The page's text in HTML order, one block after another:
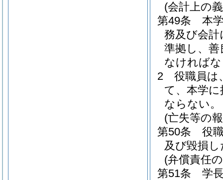
(会計上の
第49条
本
務及び会
準拠し、
なければ
2
役職員は
て、本学
ならない。
(亡失等の
第50条
役
及び毀損
(弁償責任
第51条
学